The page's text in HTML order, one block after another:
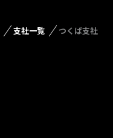
支社一覧 つくば支社